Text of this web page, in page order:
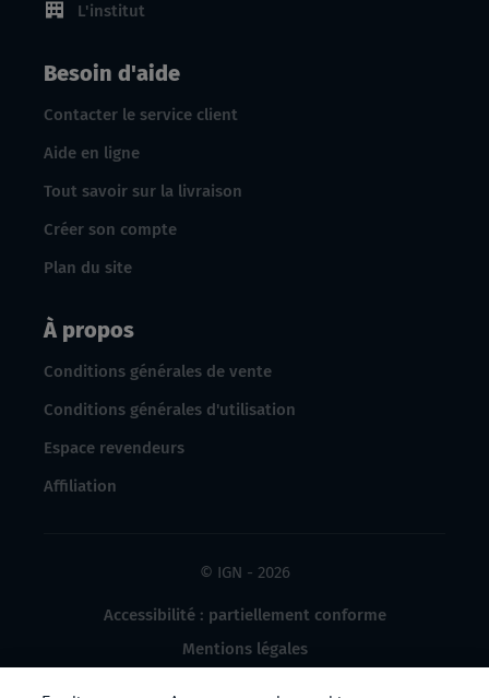
L'institut
Besoin d'aide
Contacter le service client
Aide en ligne
Tout savoir sur la livraison
Créer son compte
Plan du site
À propos
Conditions générales de vente
Conditions générales d'utilisation
Espace revendeurs
Affiliation
© IGN - 2026
Accessibilité : partiellement conforme
Mentions légales